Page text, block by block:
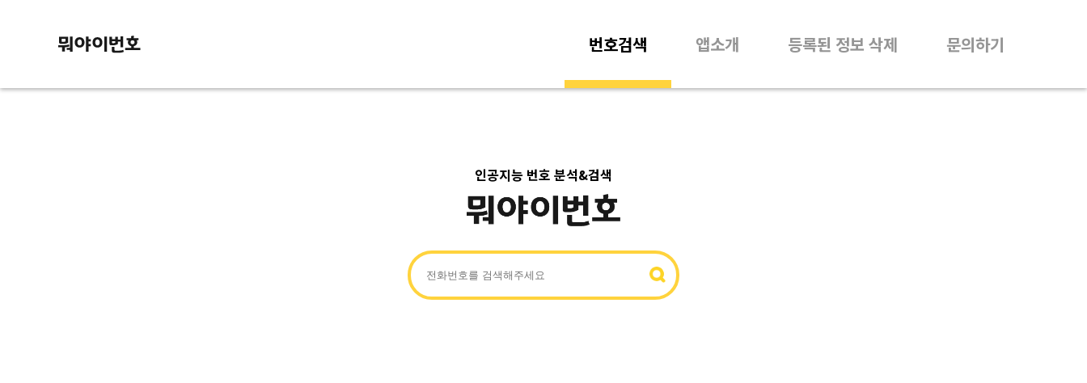
번호검색 앱소개 등록된 정보 삭제 문의하기
인공지능 번호 분석&검색